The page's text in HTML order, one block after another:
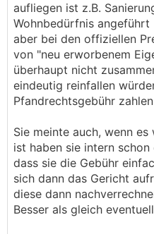
aufliegen ist z.B.
Wohnbedürfnis
aber bei den offiziellen
von "neu erworbenem
überhaupt nicht
eindeutig reinfallen
Pfandrechtsgebühr
Sie meinte auch, wenn
ist haben sie intern
dass sie die Gebühr
sich dann das Gericht
diese dann
Besser als gleich